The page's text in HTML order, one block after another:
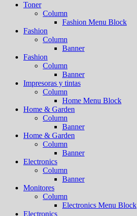
Toner
Column
Fashion Menu Block
Fashion
Column
Banner
Fashion
Column
Banner
Impresoras y tintas
Column
Home Menu Block
Home & Garden
Column
Banner
Home & Garden
Column
Banner
Electronics
Column
Banner
Monitores
Column
Electronics Menu Block
Electronics